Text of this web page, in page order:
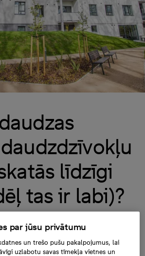
līdzīgi
tas ir labi)?
par jūsu privātumu
un trešo pušu pakalpojumus, lai
uzlabotu savas tīmekļa vietnes un